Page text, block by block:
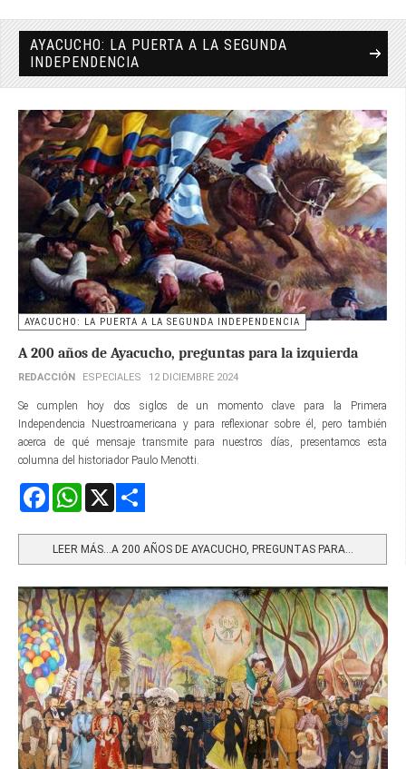
AYACUCHO: LA PUERTA A LA SEGUNDA
INDEPENDENCIA
AYACUCHO: LA PUERTA A LA SEGUNDA INDEPENDENCIA
A 200 años de Ayacucho, preguntas para la izquierda
REDACCIÓN ESPECIALES 12 DICIEMBRE 2024
Se cumplen hoy dos siglos de un momento clave para la Primera
Independencia Nuestroamericana y para reflexionar sobre él, pero también
acerca de qué mensaje transmite para nuestros días, presentamos esta
columna del historiador Paulo Menotti.
FacebookWhatsApp
LEER MÁS…A 200 AÑOS DE AYACUCHO, PREGUNTAS PARA...